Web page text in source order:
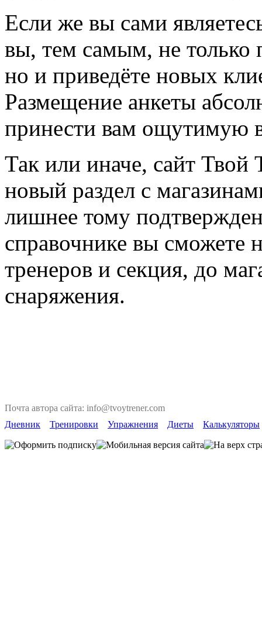
Если же вы сами
вы, тем самым, не только
но и приведёте новых
Размещение анкеты
принести вам ощутимую
Так или иначе, сайт Твой
новый раздел с
лишнее тому
справочнике вы сможете
тренеров и секция, до
снаряжения.
Почта автора сайта: info@tvoytrener.com
Дневник
Тренировки Упражнения Диеты Калькуляторы